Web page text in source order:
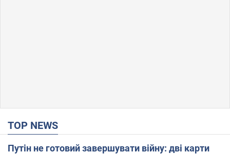
TOP NEWS
Путін не готовий завершувати війну: дві карти